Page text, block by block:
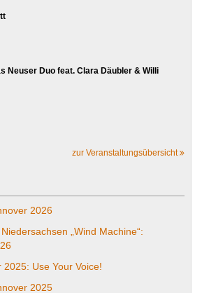
Neuser Duo feat. Clara Däubler & Willi
zur Veranstaltungsübersicht
2026
„Wind Machine“:
Use Your Voice!
2025